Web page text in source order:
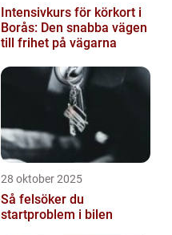
Intensivkurs för körkort i
Borås: Den snabba vägen
till frihet på vägarna
28 oktober 2025
Så felsöker du
startproblem i bilen